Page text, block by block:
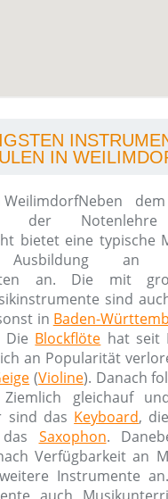
IN
Neben
der
bietet eine typische
an
an. Die mit
sind
in Baden-
Die Blockflöte hat seit
an Popularität
(Violine). Danach
gleichauf
sind das Keyboard, die
Saxophon.
Verfügbarkeit an
Instrumente